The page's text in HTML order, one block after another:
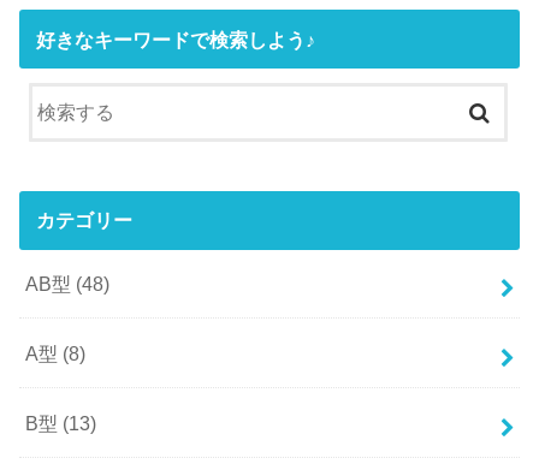
好きなキーワードで検索しよう♪
カテゴリー
AB型 (48)
A型 (8)
B型 (13)